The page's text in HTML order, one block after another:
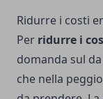
Ridurre i costi
Per ridurre i
domanda sul
che nella